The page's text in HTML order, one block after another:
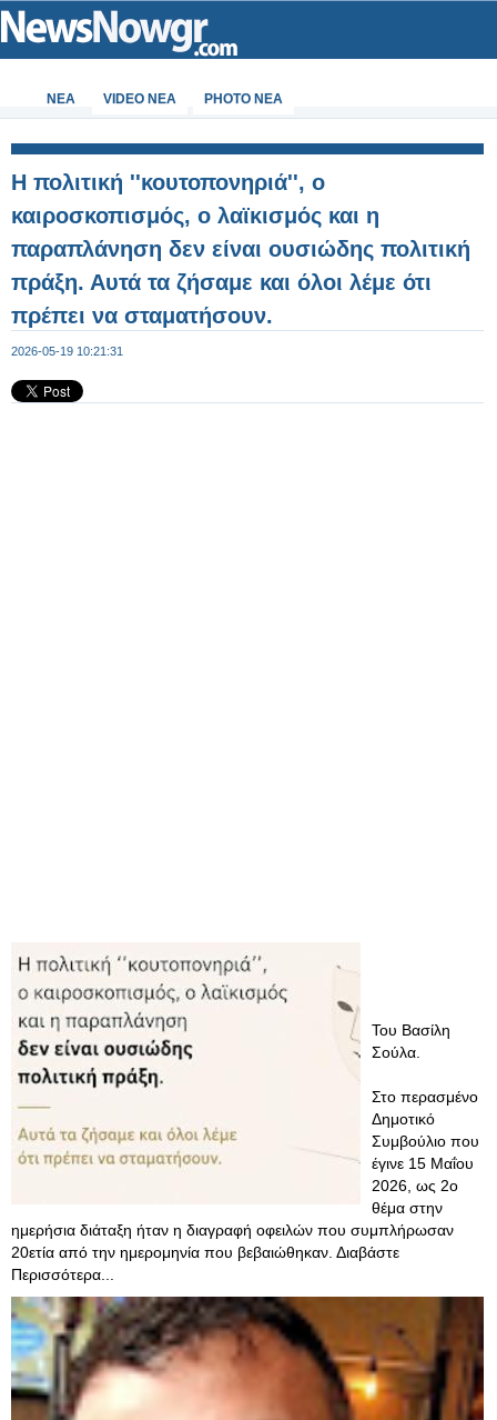
ΝΕΑ VIDEO NEA PHOTO NEA
Η πολιτική ''κουτοπονηριά'', ο
καιροσκοπισμός, ο λαϊκισμός και η
παραπλάνηση δεν είναι ουσιώδης πολιτική
πράξη. Αυτά τα ζήσαμε και όλοι λέμε ότι
πρέπει να σταματήσουν.
2026-05-19 10:21:31
Του Βασίλη
Σούλα.
Στο περασμένο
Δημοτικό
Συμβούλιο που
έγινε 15 Μαΐου
2026, ως 2ο
θέμα στην
ημερήσια διάταξη ήταν η διαγραφή οφειλών που συμπλήρωσαν
20ετία από την ημερομηνία που βεβαιώθηκαν. Διαβάστε
Περισσότερα...